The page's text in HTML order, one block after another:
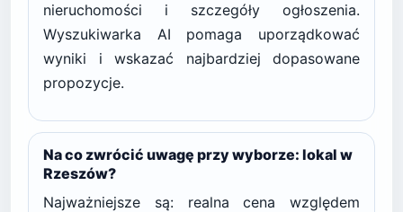
nieruchomości i szczegóły ogłoszenia.
Wyszukiwarka AI pomaga uporządkować
wyniki i wskazać najbardziej dopasowane
propozycje.
Na co zwrócić uwagę przy wyborze: lokal w
Rzeszów?
Najważniejsze są: realna cena względem